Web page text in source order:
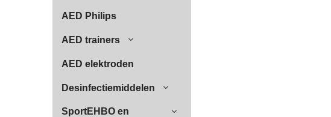
AED Philips
AED trainers
AED elektroden
Desinfectiemiddelen
SportEHBO en